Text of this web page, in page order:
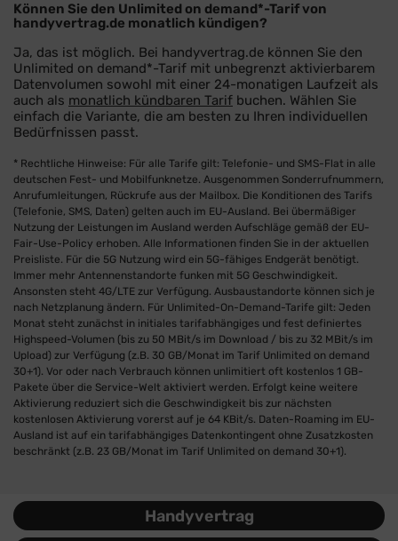
Können Sie den Unlimited on demand*-Tarif von
handyvertrag.de monatlich kündigen?
Ja, das ist möglich. Bei handyvertrag.de können Sie den
Unlimited on demand*-Tarif mit unbegrenzt aktivierbarem
Datenvolumen sowohl mit einer 24-monatigen Laufzeit als
auch als monatlich kündbaren Tarif buchen. Wählen Sie
einfach die Variante, die am besten zu Ihren individuellen
Bedürfnissen passt.
* Rechtliche Hinweise: Für alle Tarife gilt: Telefonie- und SMS-Flat in alle
deutschen Fest- und Mobilfunknetze. Ausgenommen Sonderrufnummern,
Anrufumleitungen, Rückrufe aus der Mailbox. Die Konditionen des Tarifs
(Telefonie, SMS, Daten) gelten auch im EU-Ausland. Bei übermäßiger
Nutzung der Leistungen im Ausland werden Aufschläge gemäß der EU-
Fair-Use-Policy erhoben. Alle Informationen finden Sie in der aktuellen
Preisliste. Für die 5G Nutzung wird ein 5G-fähiges Endgerät benötigt.
Immer mehr Antennenstandorte funken mit 5G Geschwindigkeit.
Ansonsten steht 4G/LTE zur Verfügung. Ausbaustandorte können sich je
nach Netzplanung ändern. Für Unlimited-On-Demand-Tarife gilt: Jeden
Monat steht zunächst in initiales tarifabhängiges und fest definiertes
Highspeed-Volumen (bis zu 50 MBit/s im Download / bis zu 32 MBit/s im
Upload) zur Verfügung (z.B. 30 GB/Monat im Tarif Unlimited on demand
30+1). Vor oder nach Verbrauch können unlimitiert oft kostenlos 1 GB-
Pakete über die Service-Welt aktiviert werden. Erfolgt keine weitere
Aktivierung reduziert sich die Geschwindigkeit bis zur nächsten
kostenlosen Aktivierung vorerst auf je 64 KBit/s. Daten-Roaming im EU-
Ausland ist auf ein tarifabhängiges Datenkontingent ohne Zusatzkosten
beschränkt (z.B. 23 GB/Monat im Tarif Unlimited on demand 30+1).
Handyvertrag